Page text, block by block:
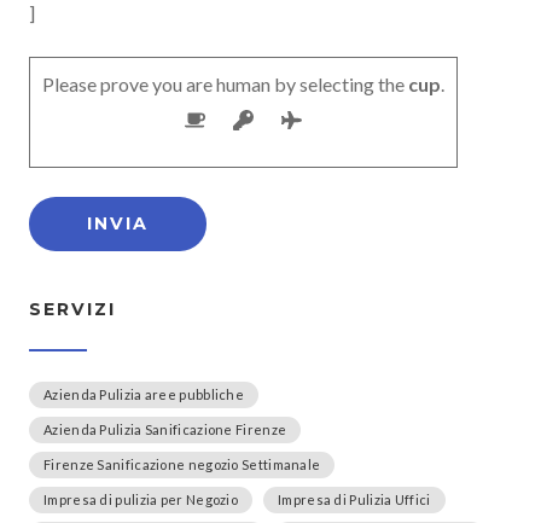
]
Please prove you are human by selecting the cup.
SERVIZI
Azienda Pulizia aree pubbliche
Azienda Pulizia Sanificazione Firenze
Firenze Sanificazione negozio Settimanale
Impresa di pulizia per Negozio Impresa di Pulizia Uffici